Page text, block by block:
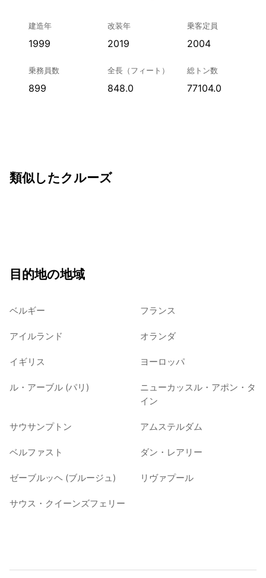
建造年
1999
改装年
2019
乗客定員
2004
乗務員数
899
全長（フィート）
848.0
総トン数
77104.0
類似したクルーズ
目的地の地域
ベルギー フランス
アイルランド オランダ
イギリス ヨーロッパ
ル・アーブル (パリ)
ニューカッスル・アポン・タ
イン
サウサンプトン アムステルダム
ベルファスト ダン・レアリー
ゼーブルッヘ (ブルージュ) リヴァプール
サウス・クイーンズフェリー